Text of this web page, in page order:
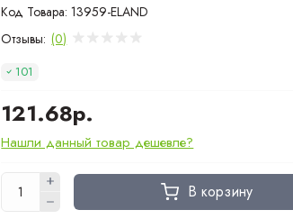
Код Товара: 13959-ELAND
Отзывы: (0)
101
121.68р.
Нашли данный товар дешевле?
В корзину